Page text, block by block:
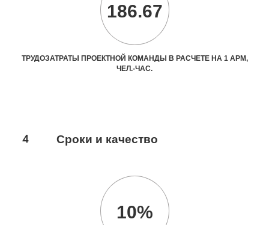
186.67
ТРУДОЗАТРАТЫ ПРОЕКТНОЙ КОМАНДЫ В РАСЧЕТЕ НА 1 АРМ,
ЧЕЛ.-ЧАС.
4 Сроки и качество
10%